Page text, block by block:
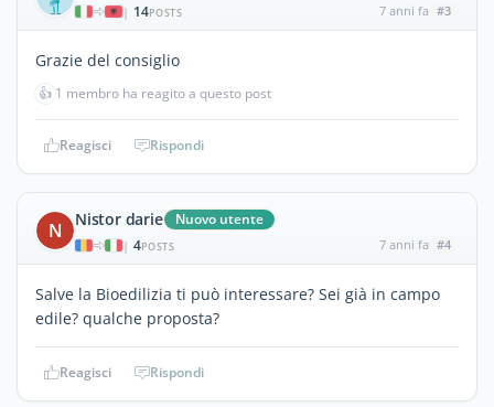
| 14POSTS 7 anni fa #3
Grazie del consiglio
👍 1 membro ha reagito a questo post
Reagisci Rispondi
N Nistor darie Nuovo utente
| 4POSTS 7 anni fa #4
Salve la Bioedilizia ti può interessare? Sei già in campo
edile? qualche proposta?
Reagisci Rispondi